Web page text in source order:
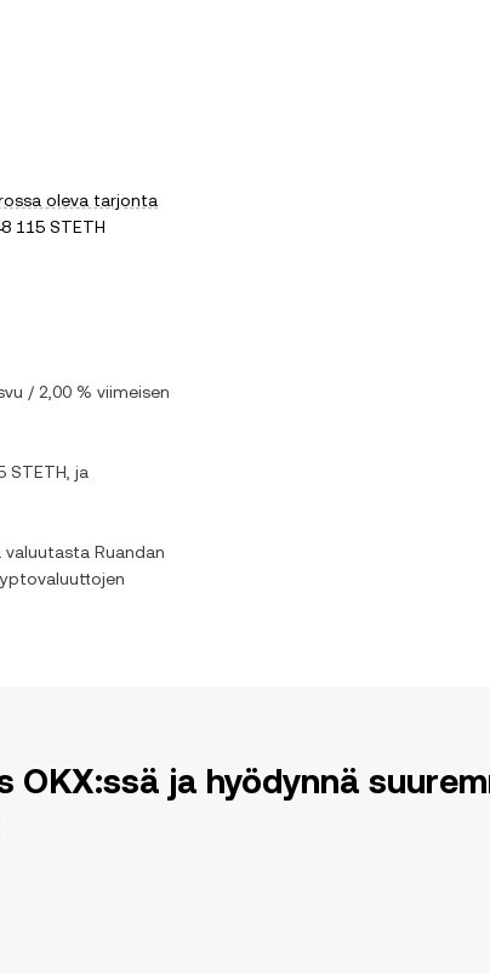
oleva tarjonta
115 STETH
/ 2,00 % viimeisen
STETH , ja
valuutasta Ruandan
ja hyödynnä